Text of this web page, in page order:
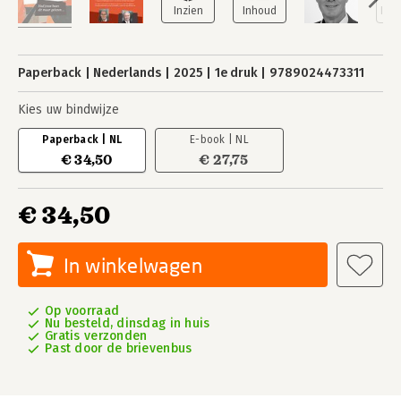
Paperback Nederlands 2025 1e druk 9789024473311
Kies uw bindwijze
Paperback | NL
€ 34,50
E-book | NL
€ 27,75
€ 34,50
In winkelwagen
Op voorraad
Nu besteld, dinsdag in huis
Gratis verzonden
Past door de brievenbus